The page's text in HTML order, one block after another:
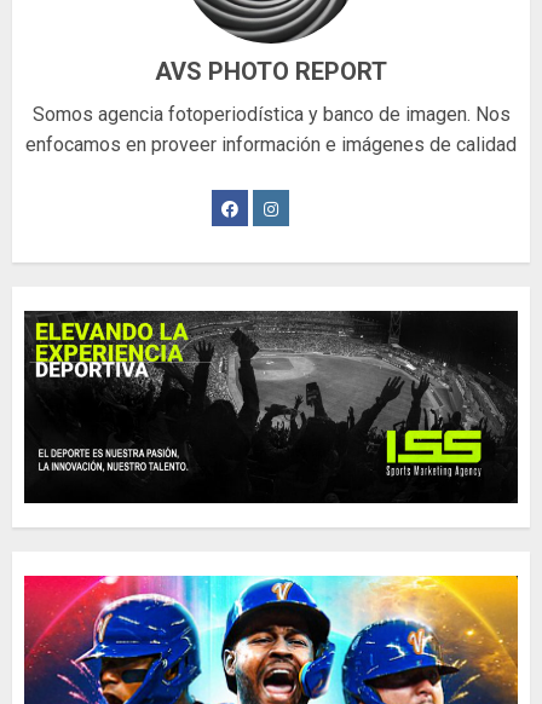
AVS PHOTO REPORT
Somos agencia fotoperiodística y banco de imagen. Nos
enfocamos en proveer información e imágenes de calidad